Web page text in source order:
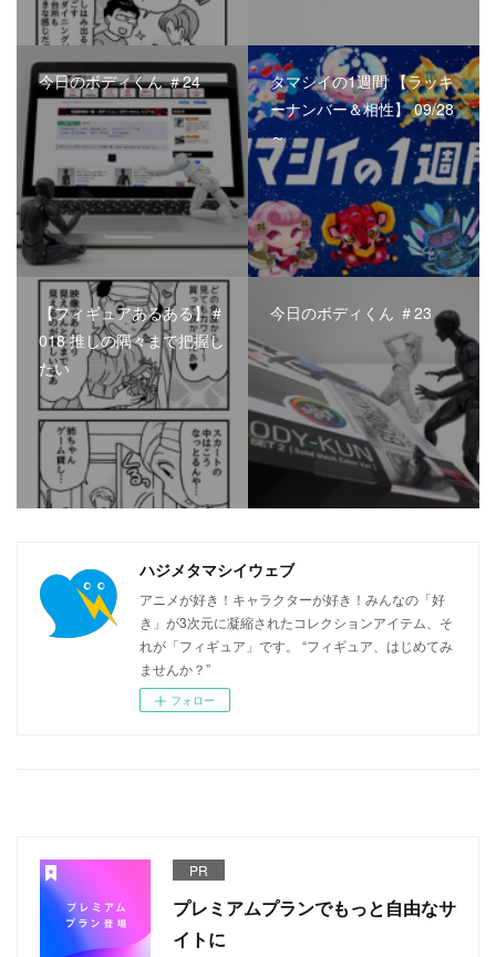
今日のボディくん ＃24
タマシイの1週間 【ラッキ
ーナンバー＆相性】 09/28
～
【フィギュアあるある】＃
018 推しの隅々まで把握し
たい
今日のボディくん ＃23
ハジメタマシイウェブ
アニメが好き！キャラクターが好き！みんなの「好
き」が3次元に凝縮されたコレクションアイテム、そ
れが「フィギュア」です。 “フィギュア、はじめてみ
ませんか？”
フォロー
PR
プレミアムプランでもっと自由なサ
イトに